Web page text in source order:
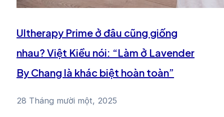
Ultherapy Prime ở đâu cũng giống
nhau? Việt Kiều nói: “Làm ở Lavender
By Chang là khác biệt hoàn toàn”
28 Tháng mười một, 2025